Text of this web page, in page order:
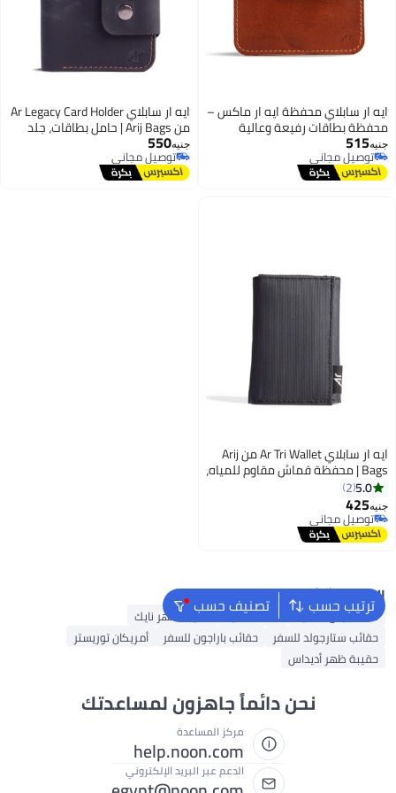
3
ايه ار سابلاي محفظة ايه ار ماكس –
محفظة بطاقات رفيعة وعالية
بقفل مزدوج آمن وتصميم بسيط –
محفظة مبتكرة قابلة للتمديد
جنيه515
توصيل مجاني
توصيل مجاني 2
ايه ار سابلاي Ar Legacy Card Holder
من Arij Bags | حامل بطاقات، جلد
سم) (أسود)
جنيه550
توصيل مجاني
توصيل مجاني
5
ايه ار سابلاي Ar Tri Wallet من Arij
Bags | محفظة قماش مقاوم للمياه،
تصميم ثلاثي الطي، 7 جيوب للكروت،
عملي للاستخدام اليومي (أسود)
5.0
2
جنيه425
توصيل مجاني
توصيل مجاني
ترتيب حسب تصنيف حسب البحث الشائع
شنط جيس نسائية شنط نسائية
حقيبة ظهر نايك
حقائب ستارجولد للسفر
حقائب باراجون للسفر
أمريكان توريستر
حقيبة ظهر أديداس
نحن دائماً جاهزون لمساعدتك
مركز المساعدة
help.noon.com
الدعم عبر البريد الإلكتروني